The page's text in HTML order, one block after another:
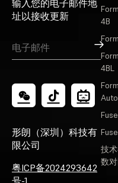
输入您的电子邮件地
址以接收更新
订阅
形朗（深圳）科技有
限公司
粤ICP备2024293642
Form
4B
Form
4BL
Form
Auto
技
数